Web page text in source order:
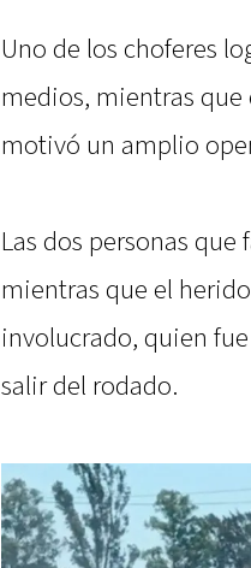
Uno de los choferes
medios, mientras
motivó un amplio
Las dos personas
mientras que el
involucrado, quien
salir del rodado.